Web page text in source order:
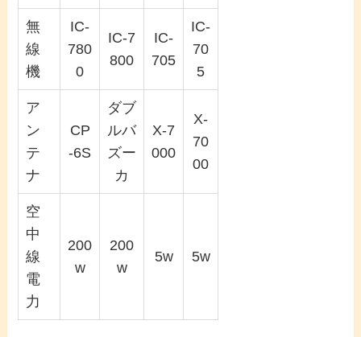
無
線
機
IC-
780
0
IC-7
800
IC-
705
IC-
70
5
ア
ン
テ
ナ
CP
-6S
ダブ
ルバ
ズー
カ
X-7
000
X-
70
00
空
中
線
電
力
200
w
200
w
5w 5w